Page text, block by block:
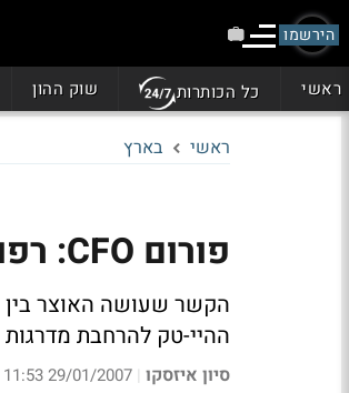
הירשמו
ראשי כל הכותרות שוק ההון
ראשי בארץ
פורום CFO: רפורמת שווי הרכב תפגעה ב-250 אלף עובדים
הקשר שעושה האוצר בין
ההיי-טק להרחבת
סיון איזסקו |
29/01/2007 11:53